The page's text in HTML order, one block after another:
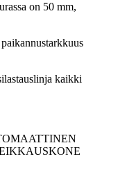
on 50 mm,
kaikki